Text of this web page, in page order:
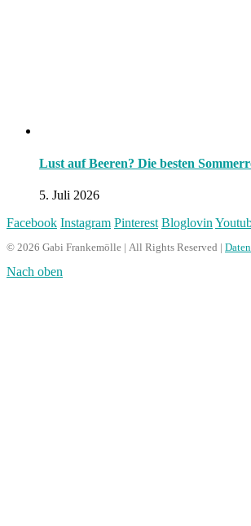
Lust auf Beeren? Die besten
5. Juli 2026
Facebook Instagram Pinterest Bloglovin
© 2026 Gabi Frankemölle | All Rights Reserved |
Nach oben